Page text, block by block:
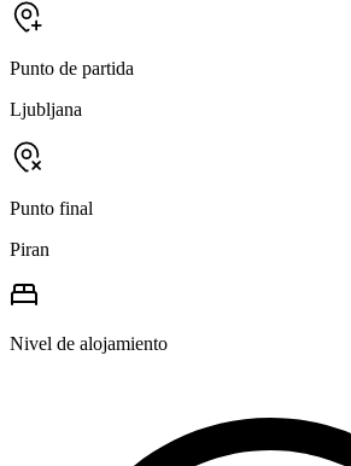
Punto de partida
Ljubljana
Punto final
Piran
Nivel de alojamiento